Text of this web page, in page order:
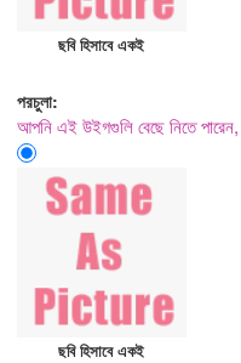
ছবি হিসাবে একই
পরচুলা:
আপনি এই উইগগুলি বেছে নিতে
ছবি হিসাবে একই